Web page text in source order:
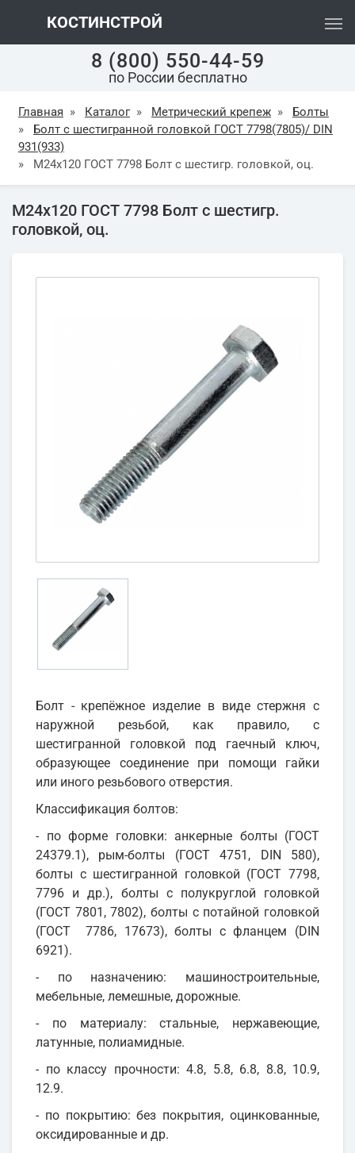
КОСТИНСТРОЙ
8 (800) 550-44-59
по России бесплатно
Главная » Каталог » Метрический крепеж »
Болты
»
Болт с шестигранной головкой ГОСТ 7798(7805)/ DIN
931(933)
»
М24х120 ГОСТ 7798 Болт с шестигр. головкой, оц.
М24х120 ГОСТ 7798 Болт с шестигр.
головкой, оц.
Болт - крепёжное изделие в виде стержня с
наружной резьбой, как правило, с
шестигранной головкой под гаечный ключ,
образующее соединение при помощи гайки
или иного резьбового отверстия.
Классификация болтов:
- по форме головки: анкерные болты (ГОСТ
24379.1), рым-болты (ГОСТ 4751, DIN 580),
болты с шестигранной головкой (ГОСТ 7798,
7796 и др.), болты с полукруглой головкой
(ГОСТ 7801, 7802), болты с потайной головкой
(ГОСТ 7786, 17673), болты с фланцем (DIN
6921).
- по назначению: машиностроительные,
мебельные, лемешные, дорожные.
- по материалу: стальные, нержавеющие,
латунные, полиамидные.
- по классу прочности: 4.8, 5.8, 6.8, 8.8, 10.9,
12.9.
- по покрытию: без покрытия, оцинкованные,
оксидированные и др.